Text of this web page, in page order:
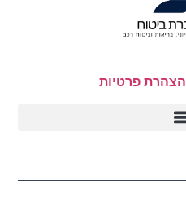
הצהרת פרטיות